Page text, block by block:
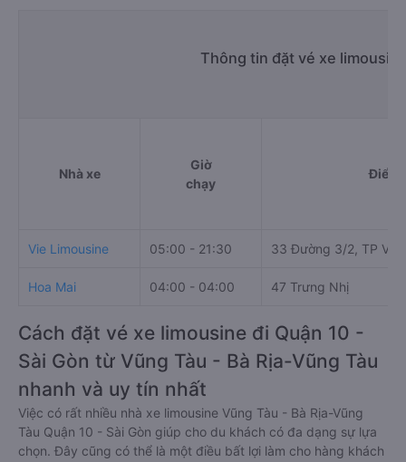
Thông tin đặt vé xe
Nhà xe
Giờ
chạy
Điểm
Vie Limousine 05:00 - 21:30 33 Đường 3/2, TP
Hoa Mai 04:00 - 04:00 47 Trưng Nhị
Cách đặt vé xe limousine đi Quận 10 -
Sài Gòn từ Vũng Tàu - Bà Rịa-Vũng Tàu
nhanh và uy tín nhất
Việc có rất nhiều nhà xe limousine Vũng Tàu - Bà Rịa-Vũng
Tàu Quận 10 - Sài Gòn giúp cho du khách có đa dạng sự lựa
chọn. Đây cũng có thể là một điều bất lợi làm cho hàng khách